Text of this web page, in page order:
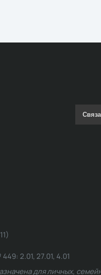
2.01, 27.01, 4.01
для личных,